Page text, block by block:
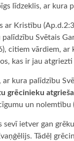
līdzeklis, ar kura
ar Kristību
Svētais
citiem vārdiem,
kas ir jau atgriezti
ar kura palīdzību
grēcinieku
un
sevī ietver gan
Tādēļ